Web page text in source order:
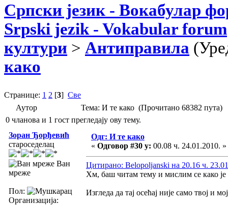
Српски језик - Вокабулар
Srpski jezik - Vokabular forum
култури > Антиправила
како
Странице: 1 2 [3] Све
Аутор
Тема: И те како (Прочитано 68382 пута)
0 чланова и 1 гост прегледају ову тему.
Зоран Ђорђевић
староседелац
Ван
мреже
Пол:
Организација:
Одг: И те како
« Одговор #30 у: 00.08 ч. 24.01.2010. »
Цитирано: Belopoljanski на 20.16 ч.
Хм, баш читам тему и мислим се како је
Изгледа да тај осећај није само твој и